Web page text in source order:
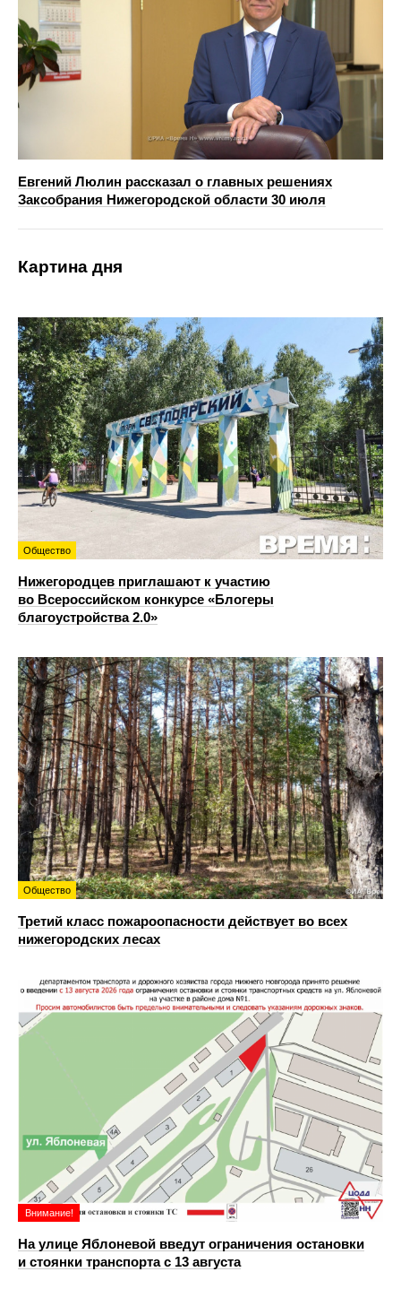
Евгений Люлин рассказал о главных решениях
Заксобрания Нижегородской области 30 июля
Картина дня
Общество
Нижегородцев приглашают к участию
во Всероссийском конкурсе «Блогеры
благоустройства 2.0»
Общество
Третий класс пожароопасности действует во всех
нижегородских лесах
Внимание!
На улице Яблоневой введут ограничения остановки
и стоянки транспорта с 13 августа